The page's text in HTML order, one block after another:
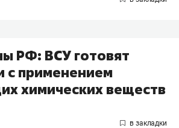
РФ: ВСУ готовят
с применением
химических веществ